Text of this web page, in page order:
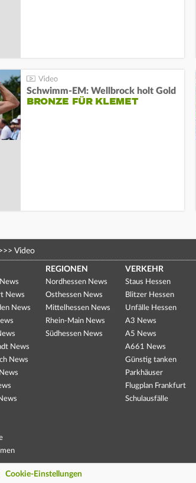
Schwimm-EM: Wellbrock holt Gold
BRONZE FÜR KLEMET
Video
News
News
News
News
REGIONEN
Nordhessen News
Osthessen News
Mittelhessen News
Rhein-Main News
Südhessen News
VERKEHR
Staus Hessen
Blitzer Hessen
Unfälle Hessen
A3 News
A5 News
A661 News
Günstig tanken
Parkhäuser
Flugplan Frankfurt
Schulausfälle
Cookie-Einstellungen